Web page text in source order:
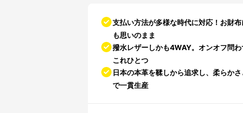
支払い方法が多様な時代に対応！お財
も思いのまま
撥水レザーしかも4WAY。オンオフ問
これひとつ
日本の本革を鞣しから追求し、柔らか
で一貫生産